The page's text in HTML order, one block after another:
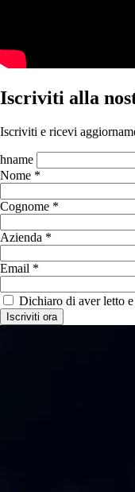
Iscriviti alla
Iscriviti e ricevi
hname
Nome *
Cognome *
Azienda *
Email *
Dichiaro di aver letto
Iscriviti ora